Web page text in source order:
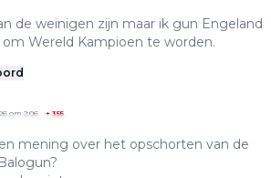
de weinigen zijn maar ik gun Engeland
Wereld Kampioen te worden.
om 2:06 + 355
mening over het opschorten van de